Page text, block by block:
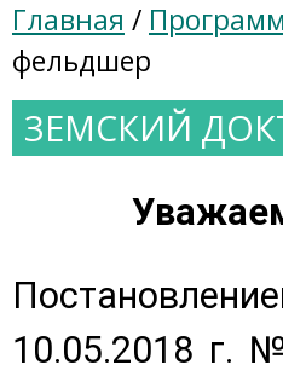
Главная /
фельдшер
ЗЕМСКИЙ
10.05.2018 г.